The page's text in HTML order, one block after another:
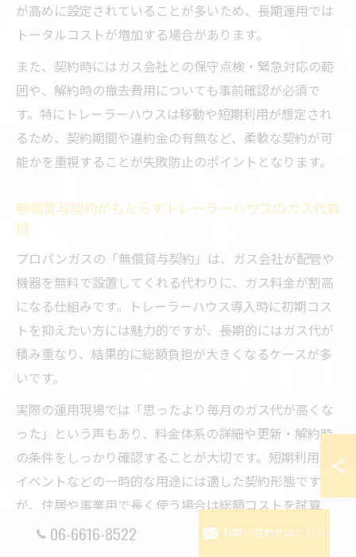
が高めに設定されていることが多いため、長期運用では
トータルコストが増加する場合があります。
また、契約時にはガス会社との保守点検・緊急対応の範
囲や、解約時の撤去費用についても事前確認が必須で
す。特にトレーラーハウスは移動や短期利用が想定され
るため、契約期間や違約金の有無など、柔軟な契約が可
能かを重視することが失敗防止のポイントとなります。
無償貸与契約がもたらすトレーラーハウスのガス代負
担
プロパンガスの「無償貸与契約」は、ガス会社が配管や
機器を無料で設置してくれる代わりに、ガス料金が割高
になる仕組みです。トレーラーハウス導入時に初期コス
トを抑えたい方には魅力的ですが、長期的にはガス代が
積み重なり、結果的に総額負担が大きくなるケースが多
いです。
実際の運用現場では「思ったより毎月のガス代が高くな
った」という声もあり、料金体系の詳細や更新・解約時
の条件をしっかり確認することが大切です。短期利用や
イベントなどの一時的な用途には適した契約形態です
が、住居や事業用で長く使う場合は総額コストを試算
し、納得したうえで契約することが失敗回避につながり
06-6616-8522 お問い合わせはこちら